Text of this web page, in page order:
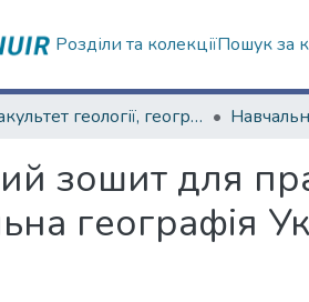
Розділи та колекціїПошук за
Факультет геології, географіії, рекреації і туризму
зошит для
географія